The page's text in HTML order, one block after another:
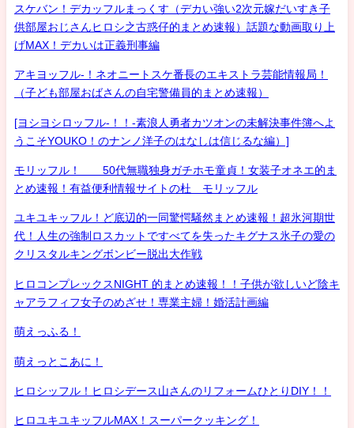
スケバン！デカッフルまっくす（デカい強い2次元嫁だいすき子
供部屋おじさんヒロシ之古惑仔的まとめ速報）話題な動画取り上
げMAX！デカいは正義刑事編
アキヨッフル-！ネオニートスケ番長のエキストラ芸能情報局！
（子ども部屋おばさんの自宅警備員的まとめ速報）
[ヨシヨシロッフル-！！-素浪人勇者カツオンの未解決事件簿へよ
うこそYOUKO！のナンノ洋子のはなしは信じるな編）]
モリッフル！ 50代無職独身ガチホモ童貞！女装子オネエ的ま
とめ速報！有益便利情報サイトの杜 モリッフル
ユキユキッフル！ど底辺的一同驚愕騒然まとめ速報！超氷河期世
代！人生の強制ロスカットですべてを失ったキグナス氷子の愛の
クリスタルキングボンビー脱出大作戦
ヒロコンプレックスNIGHT 的まとめ速報！！子供が欲しいど陰キ
ャアラフィフ女子のめざせ！専業主婦！婚活計画編
萌えっふる！
萌えっとこあに！
ヒロシッフル！ヒロシデース山さんのリフォームひとりDIY！！
ヒロユキユキッフルMAX！スーパークッキング！